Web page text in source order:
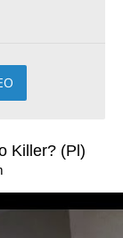
Killer? (Pl)